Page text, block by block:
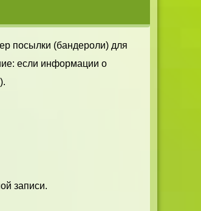
посылки (бандероли) для
если информации о
записи.